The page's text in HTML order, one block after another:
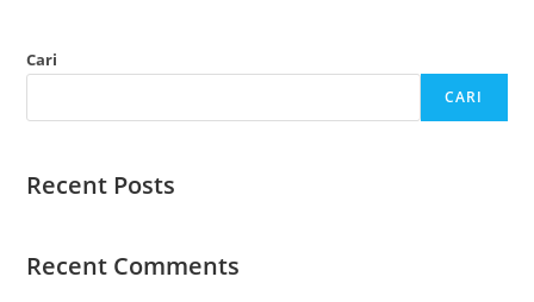
Cari
CARI
Recent Posts
Recent Comments